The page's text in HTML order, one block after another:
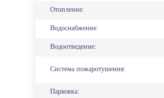
Отопление:
Водоснабжение:
Водоотведение:
Система пожаротушения:
Парковка: